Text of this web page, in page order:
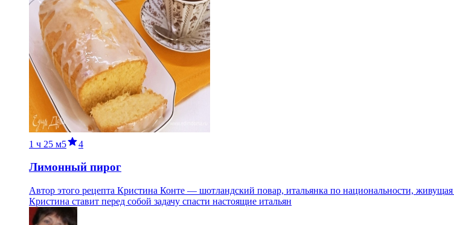
1 ч 25 м5 4
Лимонный пирог
Автор этого рецепта Кристина Конте — шотландский повар, итальянка по национальности,
Кристина ставит перед собой задачу спасти настоящие итальян